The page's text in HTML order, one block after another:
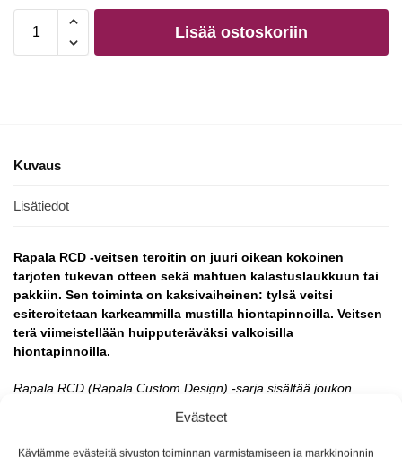
Evästeet
Käytämme evästeitä sivuston toiminnan varmistamiseen ja markkinoinnin
Lisää ostoskoriin
Kuvaus
Lisätiedot
Rapala RCD -veitsen teroitin on juuri oikean kokoinen
tarjoten tukevan otteen sekä mahtuen kalastuslaukkuun tai
pakkiin. Sen toiminta on kaksivaiheinen: tylsä veitsi
esiteroitetaan karkeammilla mustilla hiontapinnoilla. Veitsen
terä viimeistellään huipputeräväksi valkoisilla
hiontapinnoilla.
Rapala RCD (Rapala Custom Design) -sarja sisältää joukon
tekninen laatu sekä käytännöllisyys yhdistävät näitä kalastajan